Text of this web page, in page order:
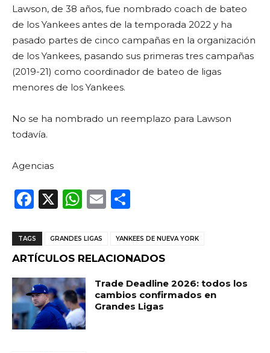
Lawson, de 38 años, fue nombrado coach de bateo
de los Yankees antes de la temporada 2022 y ha
pasado partes de cinco campañas en la organización
de los Yankees, pasando sus primeras tres campañas
(2019-21) como coordinador de bateo de ligas
menores de los Yankees.
No se ha nombrado un reemplazo para Lawson
todavía.
Agencias
F
c
e
b
o
o
k
X
W
a
ts
A
p
p
E
ai
l
m
p
ar
ti
r
TAGS GRANDES LIGAS YANKEES DE NUEVA YORK
ARTÍCULOS RELACIONADOS
Trade Deadline 2026: todos los
cambios confirmados en
Grandes Ligas